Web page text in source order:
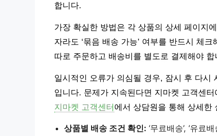
합니다.
가장 확실한 방법은 각 상품의 상세 페이지
자라도 ‘묶음 배송 가능’ 여부를 반드시 체
따로 주문하고 배송비를 별도로 결제해야 합
일시적인 오류가 의심될 경우, 잠시 후 다시
입니다. 문제가 지속된다면 지마켓 고객센
지마켓 고객센터 에서 상담원을 통해 상세한
상품별 배송 조건 확인: ‘무료배송’, ‘유료